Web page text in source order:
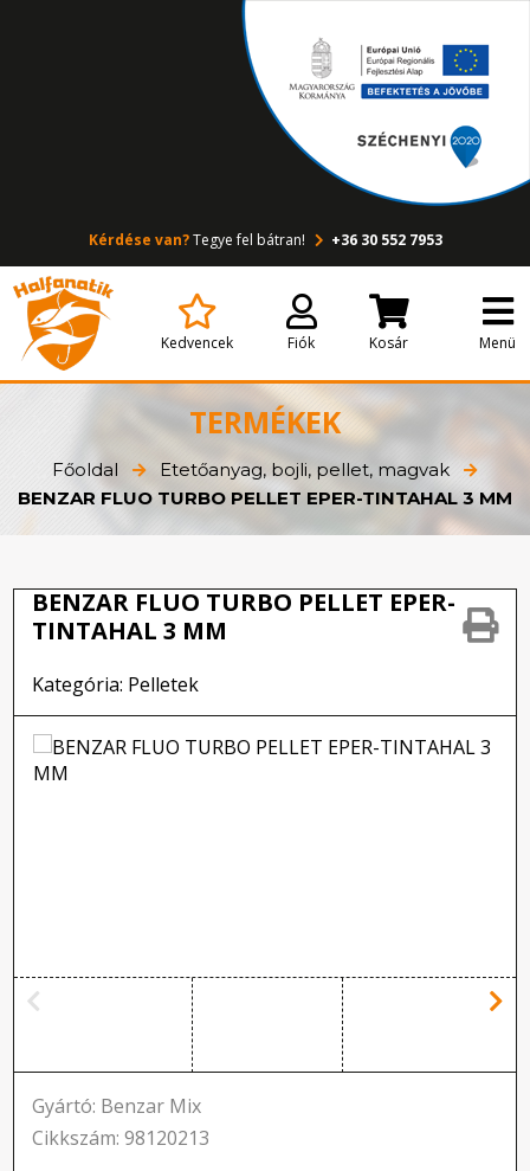
Kérdése van?Tegye fel bátran! +36 30 552 7953
Kedvencek Fiók Kosár Menü
TERMÉKEK
Főoldal
Etetőanyag, bojli, pellet, magvak
BENZAR FLUO TURBO PELLET EPER-TINTAHAL 3 MM
BENZAR FLUO TURBO PELLET EPER-
TINTAHAL 3 MM
Kategória: Pelletek
Gyártó: Benzar Mix
Cikkszám: 98120213